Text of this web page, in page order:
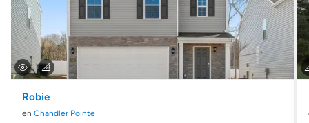
Robie
en Chandler Pointe